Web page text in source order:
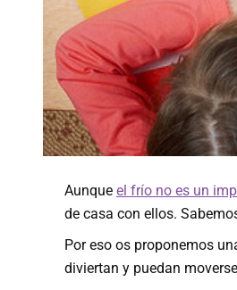
Aunque el frío no es un
de casa con ellos.
Por eso os proponemos
diviertan y puedan